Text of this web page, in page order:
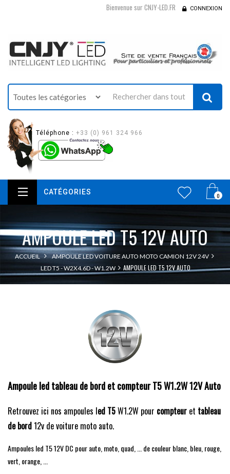
Bienvenue sur CNJY-LED.FR CONNEXION
Téléphone : +33 (0) 961 324 966
0
CATÉGORIES
AMPOULE LED T5 12V AUTO
ACCUEIL
AMPOULE LED VOITURE AUTO MOTO CAMION 12V 24V
LED T5 - W2X4.6D - W1.2W
AMPOULE LED T5 12V AUTO
Ampoule led tableau de bord et compteur T5 W1.2W 12V Auto
Retrouvez ici nos ampoules led T5W1.2W pour compteur et tableau
de bord12v de voiture moto auto.
Ampoules led T5 12V DC pour auto, moto, quad, ... de couleur blanc, bleu, rouge,
vert, orange, ...